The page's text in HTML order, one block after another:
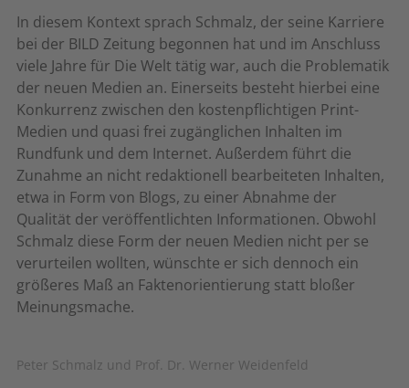
In diesem Kontext sprach Schmalz, der seine Karriere
bei der BILD Zeitung begonnen hat und im Anschluss
viele Jahre für Die Welt tätig war, auch die Problematik
der neuen Medien an. Einerseits besteht hierbei eine
Konkurrenz zwischen den kostenpflichtigen Print-
Medien und quasi frei zugänglichen Inhalten im
Rundfunk und dem Internet. Außerdem führt die
Zunahme an nicht redaktionell bearbeiteten Inhalten,
etwa in Form von Blogs, zu einer Abnahme der
Qualität der veröffentlichten Informationen. Obwohl
Schmalz diese Form der neuen Medien nicht per se
verurteilen wollten, wünschte er sich dennoch ein
größeres Maß an Faktenorientierung statt bloßer
Meinungsmache.
Peter Schmalz und Prof. Dr. Werner Weidenfeld